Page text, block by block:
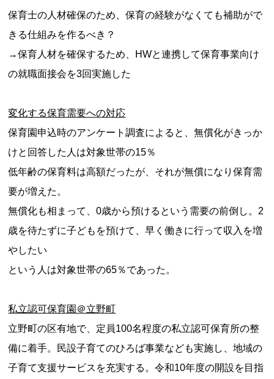
保育士の人材確保のため、保育の経験がなくても補助がで
きる仕組みを作るべき？
→保育人材を確保するため、HWと連携して保育事業向け
の就職面接会を3回実施した
変化する保育需要への対応
保育園申込時のアンケート調査によると、無償化がきっか
けと回答した人は対象世帯の15％
低年齢の保育料は高額だったが、それが無償になり保育需
要が増えた。
無償化も相まって、0歳から預けるという需要の前倒し。2
歳を待たずに子どもを預けて、早く働きに行って収入を増
やしたい
という人は対象世帯の65％であった。
私立認可保育園＠立野町
立野町の区有地で、定員100名程度の私立認可保育所の整
備に着手。民設子育てのひろば事業なども実施し、地域の
子育て支援サービスを充実する。令和10年度の開設を目指